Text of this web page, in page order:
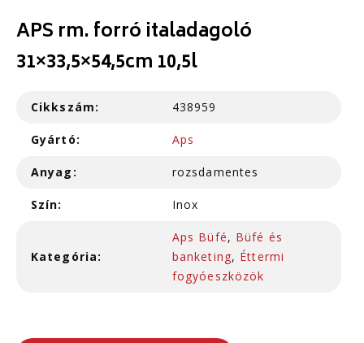
APS rm. forró italadagoló
31×33,5×54,5cm 10,5l
Cikkszám: 438959
Gyártó: Aps
Anyag: rozsdamentes
Szín: Inox
Kategória:
Aps Büfé, Büfé és
banketing, Éttermi
fogyóeszközök